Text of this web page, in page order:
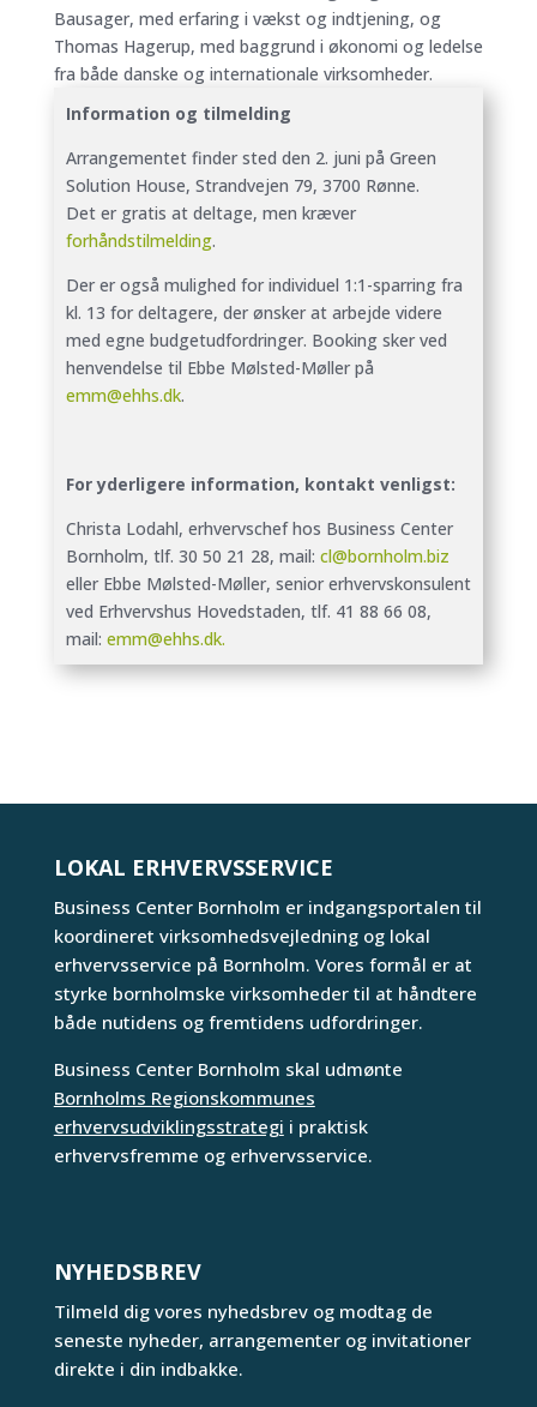
Bausager, med erfaring i vækst og indtjening, og
Thomas Hagerup, med baggrund i økonomi og ledelse
fra både danske og internationale virksomheder.
Information og tilmelding
Arrangementet finder sted den 2. juni på Green
Solution House, Strandvejen 79, 3700 Rønne.
Det er gratis at deltage, men kræver
forhåndstilmelding.
Der er også mulighed for individuel 1:1-sparring fra
kl. 13 for deltagere, der ønsker at arbejde videre
med egne budgetudfordringer. Booking sker ved
henvendelse til Ebbe Mølsted-Møller på
emm@ehhs.dk.
For yderligere information, kontakt venligst:
Christa Lodahl, erhvervschef hos Business Center
Bornholm, tlf. 30 50 21 28, mail: cl@bornholm.biz
eller Ebbe Mølsted-Møller, senior erhvervskonsulent
ved Erhvervshus Hovedstaden, tlf. 41 88 66 08,
mail: emm@ehhs.dk.
LOKAL ERHVERVSSERVICE
Business Center Bornholm er indgangsportalen til
koordineret virksomhedsvejledning og lokal
erhvervsservice på Bornholm. Vores formål er at
styrke bornholmske virksomheder til at håndtere
både nutidens og fremtidens udfordringer.
Business Center Bornholm skal udmønte
Bornholms Regionskommunes
erhvervsudviklingsstrategi i praktisk
erhvervsfremme og erhvervsservice.
NYHEDSBREV
Tilmeld dig vores nyhedsbrev og modtag de
seneste nyheder, arrangementer og invitationer
direkte i din indbakke.